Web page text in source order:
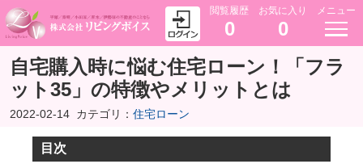
閲覧履歴
0
お気に入り
0
メニュー
自宅購入時に悩む住宅ローン！「フラ
ット35」の特徴やメリットとは
2022-02-14 カテゴリ： 住宅ローン
目次